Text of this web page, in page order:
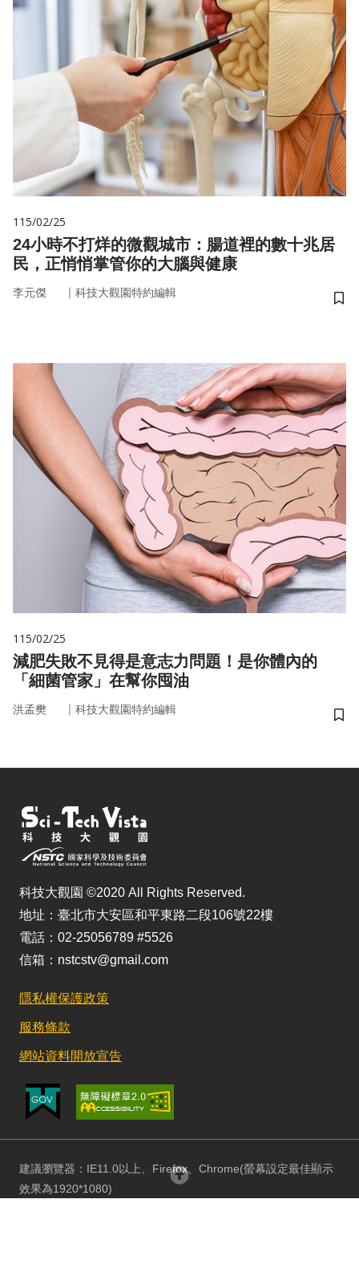
115/02/25
24小時不打烊的微觀城市：腸道裡的數十兆居
民，正悄悄掌管你的大腦與健康
李元傑 ｜ 科技大觀園特約編輯
儲
115/02/25
減肥失敗不見得是意志力問題！是你體內的
「細菌管家」在幫你囤油
洪孟樊 ｜ 科技大觀園特約編輯
儲
科技大觀園 ©2020 All Rights Reserved.
地址：臺北市大安區和平東路二段106號22樓
電話：02-25056789 #5526
信箱：nstcstv@gmail.com
隱私權保護政策
服務條款
網站資料開放宣告
建議瀏覽器：IE11.0以上、Firefox、Chrome(螢幕設定最佳顯示
效果為1920*1080)
回頂部